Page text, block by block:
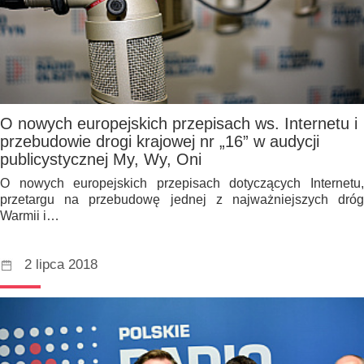
O nowych europejskich przepisach ws. Internetu i
przebudowie drogi krajowej nr „16” w audycji
publicystycznej My, Wy, Oni
O nowych europejskich przepisach dotyczących Internetu,
przetargu na przebudowę jednej z najważniejszych dróg
Warmii i…
2 lipca 2018